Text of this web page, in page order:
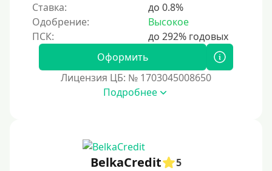
Краткосрочные
Долгосрочные
Принятие решения
Ставка:
до 0.8%
Одобрение:
Высокое
Оформить
Лицензия ЦБ: № 1703045008650
Подробнее
BelkaCredit
5